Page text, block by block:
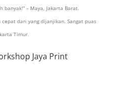
banyak!” – Maya, Jakarta Barat.
cepat dari yang dijanjikan. Sangat puas
Timur.
Jaya Print